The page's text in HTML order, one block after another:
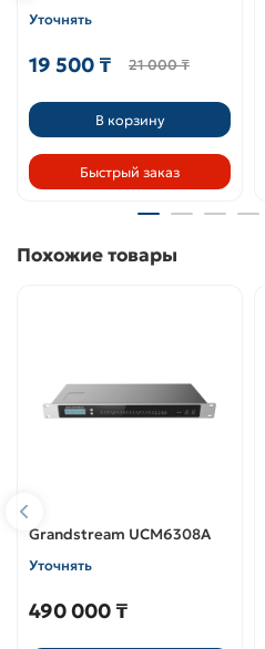
Уточнять
19 500 ₸ 21 000 ₸
В корзину
Быстрый заказ
Похожие товары
Grandstream UCM6308A
Уточнять
490 000 ₸